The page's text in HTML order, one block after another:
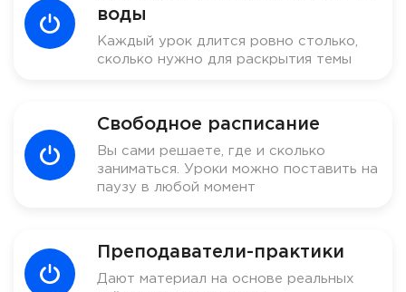
воды
Каждый урок длится ровно столько,
сколько нужно для раскрытия темы
Свободное расписание
Вы сами решаете, где и сколько
заниматься. Уроки можно поставить на
паузу в любой момент
Преподаватели-практики
Дают материал на основе реальных